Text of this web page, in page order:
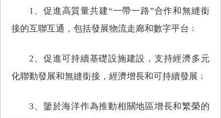
1、促進高質量共建“一帶一路”合作和無縫銜
接的互聯互通，包括發展物流走廊和數字平台﹔
2、促進可持續基礎設施建設，支持經濟多元
化聯動發展和無縫銜接，經濟增長和可持續發展﹔
3、鑒於海洋作為推動相關地區增長和繁榮的